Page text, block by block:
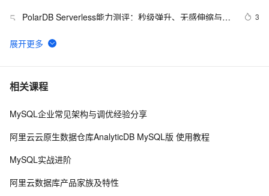
5
PolarDB Serverless能力测评：秒级弹升、无感伸缩与强
3
6 深入理解数据库中的交叉连接与自然连接
7 Nacos 的配置文件中修改了数据库的连接地址
8 weblogic连接RAC数据库
10数据库基础知识
相关课程
MySQL企业常见架构与调优经验分享
阿里云云原生数据仓库AnalyticDB MySQL版 使用教程
MySQL实战进阶
阿里云数据库产品家族及特性